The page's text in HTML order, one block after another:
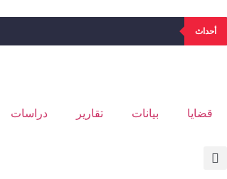
أحداث
قضايا بيانات تقارير دراسات